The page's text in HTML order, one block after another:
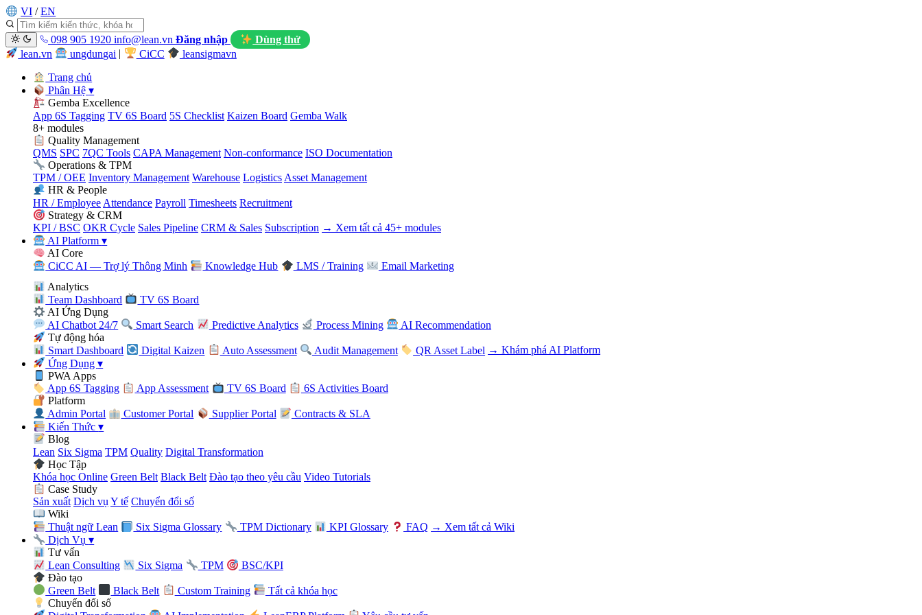
VI / EN
098 905 1920 info@lean.vn Đăng nhập
Dùng thử
lean.vn
ungdungai CiCC leansigmavn
Trang chủ
Phân Hệ▾
Gemba Excellence
App 6S Tagging TV 6S Board 5S Checklist Kaizen Board Gemba Walk
8+ modules
Quality Management
QMS SPC 7QC Tools CAPA Management Non-conformance ISO Documentation
Operations & TPM
TPM / OEE Inventory Management Warehouse LogisticsAsset Management
HR & People
HR / Employee Attendance Payroll Timesheets Recruitment
Strategy & CRM
KPI / BSC OKR Cycle Sales Pipeline CRM & Sales Subscription → Xem tất cả 45+ modules
AI Platform▾
AI Core
CiCC AI — Trợ lý Thông Minh
Knowledge Hub LMS / Training
Email Marketing
Analytics
Team Dashboard
TV 6S Board
AI Ứng Dụng
AI Chatbot 24/7
Smart Search Predictive Analytics Process Mining
AI Recommendation
Tự động hóa
Smart Dashboard
Digital Kaizen Auto Assessment Audit Management QR Asset Label → Khám phá AI Platform
Ứng Dụng▾
PWA Apps
App 6S Tagging
App Assessment TV 6S Board
6S Activities Board
Platform
Admin Portal
Customer Portal Supplier Portal
Contracts & SLA
Kiến Thức▾
Blog
Lean Six Sigma TPM Quality Digital Transformation
Học Tập
Khóa học Online Green Belt Black Belt Đào tạo theo yêu cầu Video Tutorials
Case Study
Sản xuất Dịch vụ Y tế Chuyển đổi số
Wiki
Thuật ngữ Lean
Six Sigma Glossary TPM Dictionary KPI Glossary FAQ → Xem tất cả Wiki
Dịch Vụ▾
Tư vấn
Lean Consulting
Six Sigma TPM
BSC/KPI
Đào tạo
Green Belt
Black Belt Custom Training
Tất cả khóa học
Chuyển đổi số